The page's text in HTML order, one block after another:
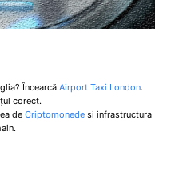
Încearcă Airport Taxi London.
corect.
de Criptomonedesi infrastructura